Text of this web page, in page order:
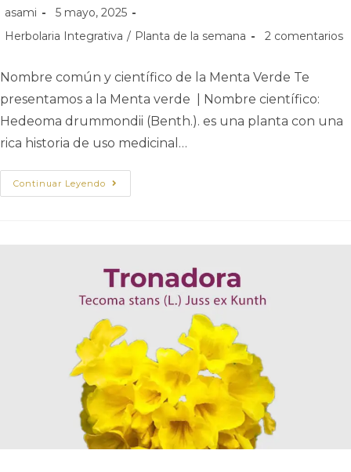
asami
5 mayo, 2025
Herbolaria Integrativa / Planta de la semana 2 comentarios
Nombre común y científico de la Menta Verde Te
presentamos a la Menta verde | Nombre científico:
Hedeoma drummondii (Benth.). es una planta con una
rica historia de uso medicinal…
Continuar Leyendo